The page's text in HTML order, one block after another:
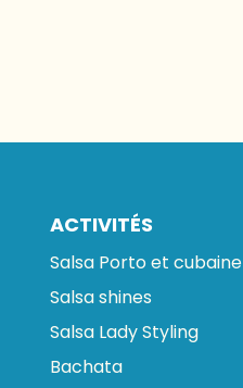
ACTIVITÉS
Salsa Porto et cubaine
Salsa shines
Salsa Lady Styling
Bachata